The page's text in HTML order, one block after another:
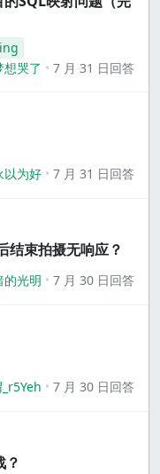
想哭了
7 月 31 日回答
以为好 7 月 31 日回答
结束拍摄无响应？
的光明 7 月 30 日回答
7 月 30 日回答